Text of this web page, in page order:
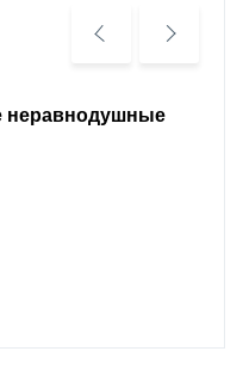
неравнодушные